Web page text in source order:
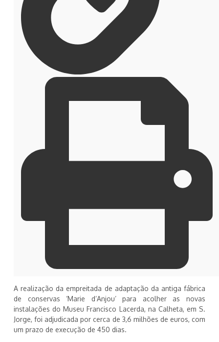
A realização da empreitada de adaptação da antiga fábrica
de conservas ‘Marie d’Anjou’ para acolher as novas
instalações do Museu Francisco Lacerda, na Calheta, em S.
Jorge, foi adjudicada por cerca de 3,6 milhões de euros, com
um prazo de execução de 450 dias.